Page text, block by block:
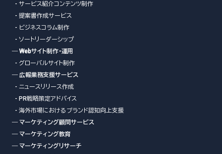
- サービス紹介コンテンツ制作
- 提案書作成サービス
- ビジネスコラム制作
- ソートリーダーシップ
― Webサイト制作・運用
- グローバルサイト制作
― 広報業務支援サービス
- ニュースリリース作成
- PR戦略策定アドバイス
- 海外市場におけるブランド認知向上支援
― マーケティング顧問サービス
― マーケティング教育
― マーケティングリサーチ